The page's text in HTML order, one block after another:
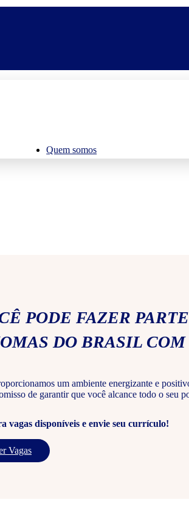
Quem somos
PODE FAZER
DO BRASIL
um ambiente energizante e
de garantir que você alcance todo o seu
vagas disponíveis e envie seu currículo!
Vagas